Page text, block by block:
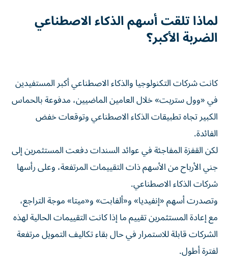
لماذا تلقت أسهم الذكاء الاصطناعي
الضربة الأكبر؟
كانت شركات التكنولوجيا والذكاء الاصطناعي أكبر المستفيدين
في «وول ستريت» خلال العامين الماضيين، مدفوعة بالحماس
الكبير تجاه تطبيقات الذكاء الاصطناعي وتوقعات خفض
الفائدة.
لكن القفزة المفاجئة في عوائد السندات دفعت المستثمرين إلى
جني الأرباح من الأسهم ذات التقييمات المرتفعة، وعلى رأسها
شركات الذكاء الاصطناعي.
وتصدرت أسهم «إنفيديا» و«ألفابت» و«ميتا» موجة التراجع،
مع إعادة المستثمرين تقييم ما إذا كانت التقييمات الحالية لهذه
الشركات قابلة للاستمرار في حال بقاء تكاليف التمويل مرتفعة
لفترة أطول.